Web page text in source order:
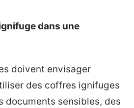
dans une
doivent envisager
des coffres ignifuges
documents sensibles, des